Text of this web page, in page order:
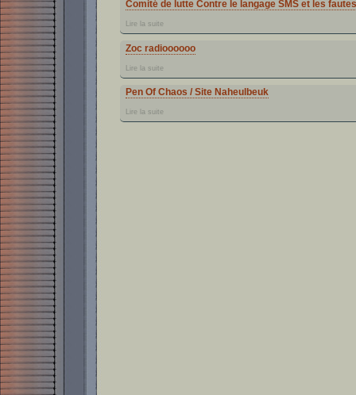
Comité de lutte Contre le langage SMS et les
Lire la suite
Zoc radioooooo
Lire la suite
Pen Of Chaos / Site Naheulbeuk
Lire la suite